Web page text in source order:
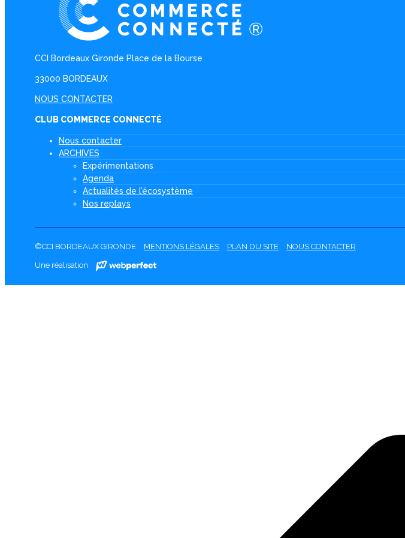
CCI Bordeaux Gironde Place de la Bourse
33000 BORDEAUX
NOUS CONTACTER
CLUB COMMERCE CONNECTÉ
Nous contacter
ARCHIVES
Expérimentations
Agenda
Actualités de l’écosystème
Nos replays
©CCI BORDEAUX GIRONDE MENTIONS LÉGALES PLAN DU SITE NOUS CONTACTER
Une réalisation